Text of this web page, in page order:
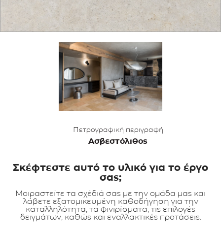
ΚΑΤΑΛΟΓΟΣ
ΕΠΙΚΟΙΝΩΝΙΑ
Πετρογραφική περιγραφή
Ασβεστόλιθος
Σκέφτεστε αυτό το υλικό για το έργο
σας;
Μοιραστείτε τα σχέδιά σας με την ομάδα μας και
λάβετε εξατομικευμένη καθοδήγηση για την
καταλληλότητα, τα φινιρίσματα, τις επιλογές
δειγμάτων, καθώς και εναλλακτικές προτάσεις.